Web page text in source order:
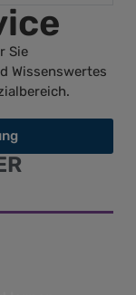
Sie
Wissenswertes